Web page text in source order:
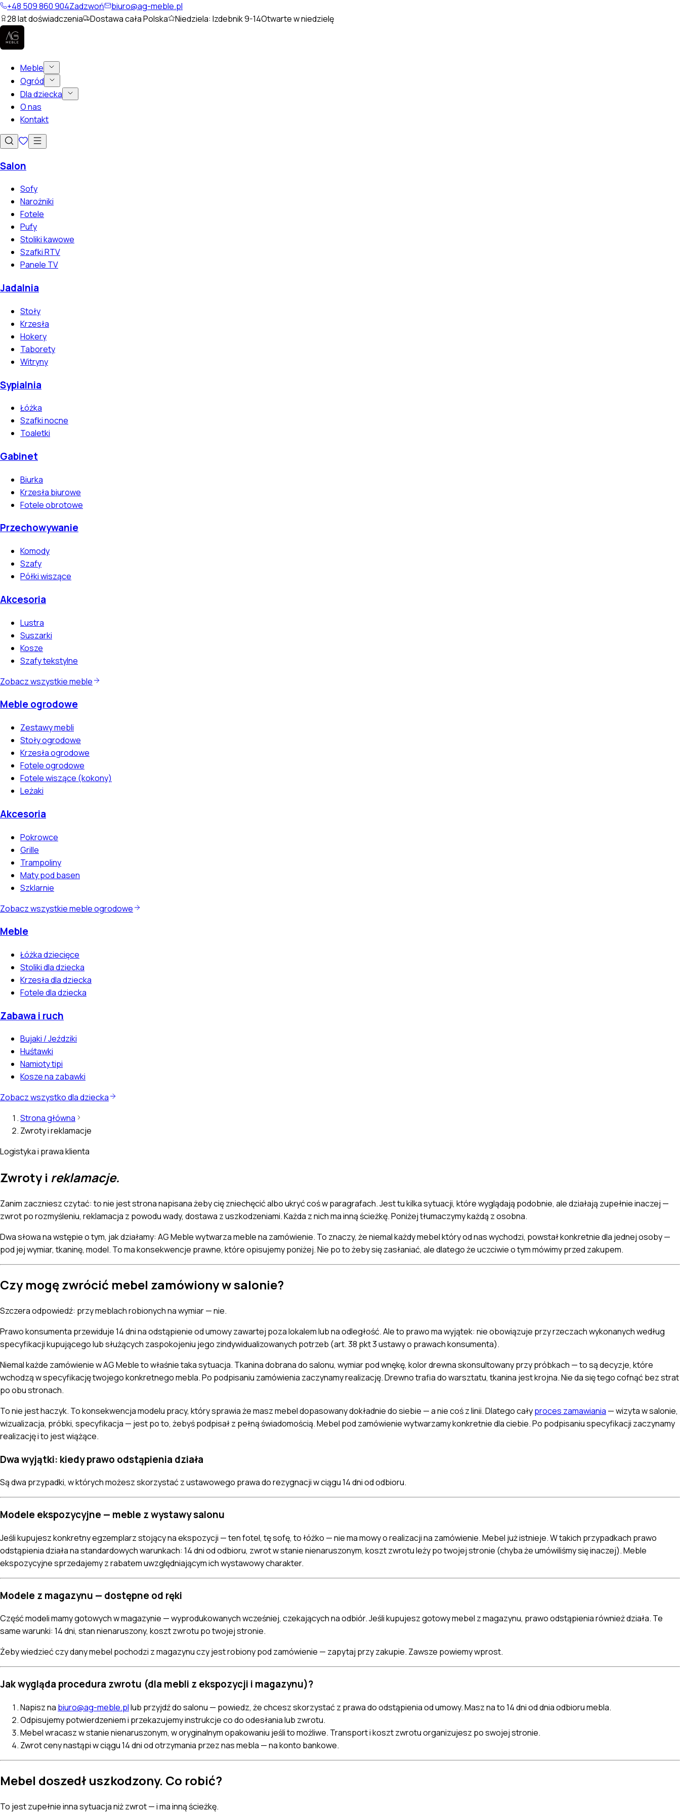
+48 509 860 904Zadzwoń
biuro@ag-meble.pl
28lat doświadczenia Dostawa cała Polska Niedziela: Izdebnik 9-14Otwarte w niedzielę
Meble
Ogród
Dla dziecka
O nas
Kontakt
Salon
Sofy
Narożniki
Fotele
Pufy
Stoliki kawowe
Szafki RTV
Panele TV
Jadalnia
Stoły
Krzesła
Hokery
Taborety
Witryny
Sypialnia
Łóżka
Szafki nocne
Toaletki
Gabinet
Biurka
Krzesła biurowe
Fotele obrotowe
Przechowywanie
Komody
Szafy
Półki wiszące
Akcesoria
Lustra
Suszarki
Kosze
Szafy tekstylne
Zobacz wszystkie meble
Meble ogrodowe
Zestawy mebli
Stoły ogrodowe
Krzesła ogrodowe
Fotele ogrodowe
Fotele wiszące (kokony)
Leżaki
Akcesoria
Pokrowce
Grille
Trampoliny
Maty pod basen
Szklarnie
Zobacz wszystkie meble ogrodowe
Meble
Łóżka dziecięce
Stoliki dla dziecka
Krzesła dla dziecka
Fotele dla dziecka
Zabawa i ruch
Bujaki / Jeździki
Huśtawki
Namioty tipi
Kosze na zabawki
Zobacz wszystko dla dziecka
Strona główna
Zwroty i reklamacje
Logistyka i prawa klienta
Zwroty i reklamacje.
Zanim zaczniesz czytać: to nie jest strona napisana żeby cię zniechęcić albo ukryć coś w paragrafach. Jest tu kilka sytuacji, które wyglądają podobnie, ale działają zupełnie inaczej —
zwrot po rozmyśleniu, reklamacja z powodu wady, dostawa z uszkodzeniami. Każda z nich ma inną ścieżkę. Poniżej tłumaczymy każdą z osobna.
Dwa słowa na wstępie o tym, jak działamy: AG Meble wytwarza meble na zamówienie. To znaczy, że niemal każdy mebel który od nas wychodzi, powstał konkretnie dla jednej osoby —
pod jej wymiar, tkaninę, model. To ma konsekwencje prawne, które opisujemy poniżej. Nie po to żeby się zasłaniać, ale dlatego że uczciwie o tym mówimy przed zakupem.
Czy mogę zwrócić mebel zamówiony w salonie?
Szczera odpowiedź: przy meblach robionych na wymiar — nie.
Prawo konsumenta przewiduje 14 dni na odstąpienie od umowy zawartej poza lokalem lub na odległość. Ale to prawo ma wyjątek: nie obowiązuje przy rzeczach wykonanych według
specyfikacji kupującego lub służących zaspokojeniu jego zindywidualizowanych potrzeb (art. 38 pkt 3 ustawy o prawach konsumenta).
Niemal każde zamówienie w AG Meble to właśnie taka sytuacja. Tkanina dobrana do salonu, wymiar pod wnękę, kolor drewna skonsultowany przy próbkach — to są decyzje, które
wchodzą w specyfikację twojego konkretnego mebla. Po podpisaniu zamówienia zaczynamy realizację. Drewno trafia do warsztatu, tkanina jest krojna. Nie da się tego cofnąć bez strat
po obu stronach.
To nie jest haczyk. To konsekwencja modelu pracy, który sprawia że masz mebel dopasowany dokładnie do siebie — a nie coś z linii. Dlatego całyproces zamawiania — wizyta w salonie,
wizualizacja, próbki, specyfikacja — jest po to, żebyś podpisał z pełną świadomością. Mebel pod zamówienie wytwarzamy konkretnie dla ciebie. Po podpisaniu specyfikacji zaczynamy
realizację i to jest wiążące.
Dwa wyjątki: kiedy prawo odstąpienia działa
Są dwa przypadki, w których możesz skorzystać z ustawowego prawa do rezygnacji w ciągu 14 dni od odbioru.
Modele ekspozycyjne — meble z wystawy salonu
Jeśli kupujesz konkretny egzemplarz stojący na ekspozycji — ten fotel, tę sofę, to łóżko — nie ma mowy o realizacji na zamówienie. Mebel już istnieje. W takich przypadkach prawo
odstąpienia działa na standardowych warunkach: 14 dni od odbioru, zwrot w stanie nienaruszonym, koszt zwrotu leży po twojej stronie (chyba że umówiliśmy się inaczej). Meble
ekspozycyjne sprzedajemy z rabatem uwzględniającym ich wystawowy charakter.
Modele z magazynu — dostępne od ręki
Część modeli mamy gotowych w magazynie — wyprodukowanych wcześniej, czekających na odbiór. Jeśli kupujesz gotowy mebel z magazynu, prawo odstąpienia również działa. Te
same warunki: 14 dni, stan nienaruszony, koszt zwrotu po twojej stronie.
Żeby wiedzieć czy dany mebel pochodzi z magazynu czy jest robiony pod zamówienie — zapytaj przy zakupie. Zawsze powiemy wprost.
Jak wygląda procedura zwrotu (dla mebli z ekspozycji i magazynu)?
Napisz na biuro@ag-meble.pllub przyjdź do salonu — powiedz, że chcesz skorzystać z prawa do odstąpienia od umowy. Masz na to 14 dni od dnia odbioru mebla.
Odpisujemy potwierdzeniem i przekazujemy instrukcje co do odesłania lub zwrotu.
Mebel wracasz w stanie nienaruszonym, w oryginalnym opakowaniu jeśli to możliwe. Transport i koszt zwrotu organizujesz po swojej stronie.
Zwrot ceny nastąpi w ciągu 14 dni od otrzymania przez nas mebla — na konto bankowe.
Mebel doszedł uszkodzony. Co robić?
To jest zupełnie inna sytuacja niż zwrot — i ma inną ścieżkę.